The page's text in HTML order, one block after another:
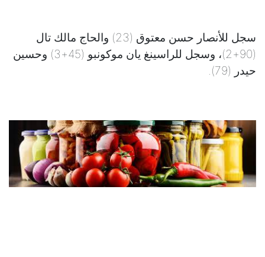
سجل للأنصار حسن معتوق (23) والحاج مالك تال
(90+2)، وسجل للراسينغ يان موكونبو (45+3) وحسين
حيدر (79).